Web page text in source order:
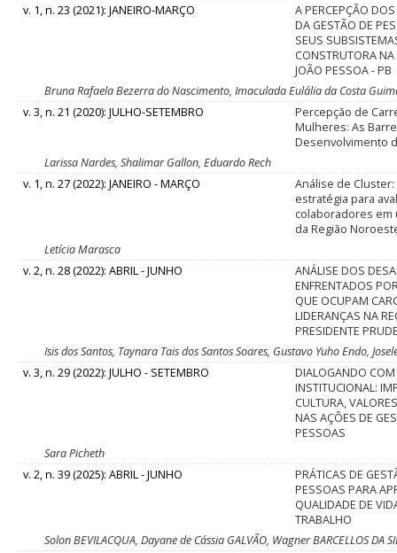
v. 1, n. 23 (2021): JANEIRO-MARÇO
A PERCEPÇÃO
DA GESTÃO DE
SEUS
CONSTRUTORA
JOÃO PESSOA - PB
Bruna Rafaela Bezerra do Nascimento, Imaculada Eulália da Costa
v. 3, n. 21 (2020): JULHO-SETEMBRO
Percepção de
Mulheres: As
Desenvolvimento
Larissa Nardes, Shalimar Gallon, Eduardo Rech
v. 1, n. 27 (2022): JANEIRO - MARÇO
Análise de Cluster:
estratégia para
colaboradores
da Região
Letícia Marasca
v. 2, n. 28 (2022): ABRIL - JUNHO
ANÁLISE DOS
ENFRENTADOS
QUE OCUPAM
LIDERANÇAS NA
PRESIDENTE
Isis dos Santos, Taynara Tais dos Santos Soares, Gustavo Yuho Endo,
v. 3, n. 29 (2022): JULHO - SETEMBRO
DIALOGANDO
INSTITUCIONAL:
CULTURA,
NAS AÇÕES DE
PESSOAS
Sara Picheth
v. 2, n. 39 (2025): ABRIL - JUNHO
PRÁTICAS DE
PESSOAS PARA
QUALIDADE DE
TRABALHO
Solon BEVILACQUA, Dayane de Cássia GALVÃO, Wagner BARCELLOS DA